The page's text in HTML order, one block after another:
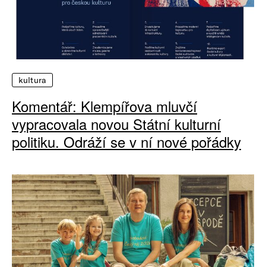
kultura
Komentář: Klempířova mluvčí
vypracovala novou Státní kulturní
politiku. Odráží se v ní nové pořádky